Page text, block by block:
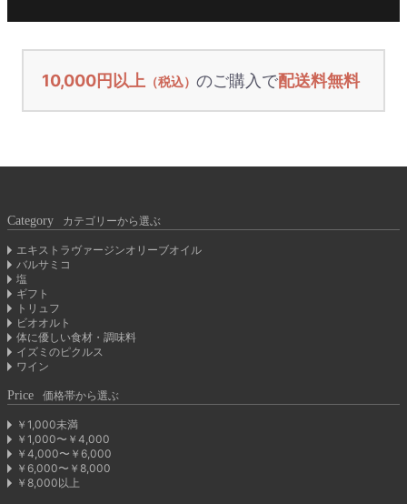
10,000円以上 （税込） のご購入で配送料無料
Category カテゴリーから選ぶ
エキストラヴァージンオリーブオイル
バルサミコ
塩
ギフト
トリュフ
ビオオルト
体に優しい食材・調味料
イズミのピクルス
ワイン
Price 価格帯から選ぶ
￥1,000未満
￥1,000〜￥4,000
￥4,000〜￥6,000
￥6,000〜￥8,000
￥8,000以上